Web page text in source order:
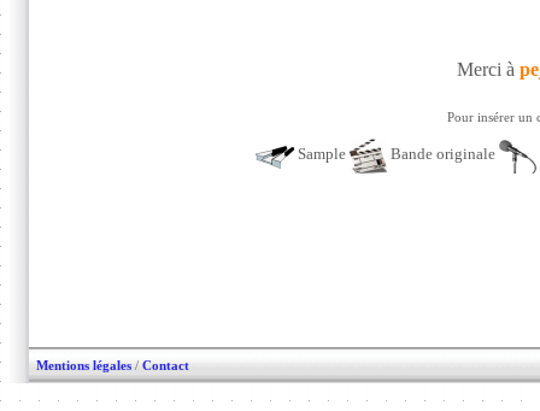
Merci à
Pour insérer un
Sample Bande originale
Mentions légales / Contact